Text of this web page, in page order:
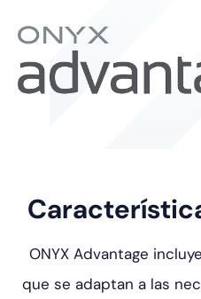
ONYX Advantage
que se adaptan a las